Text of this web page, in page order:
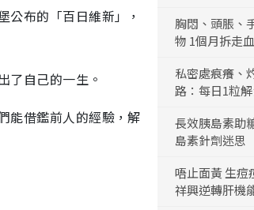
布的「百日維新」，
了自己的一生。
能借鑑前人的經驗，解
胸悶、頭脹、
物 1個月拆走
私密處痕癢、
路：每日1粒
長效胰島素助
島素針劑迷思
唔止面黃 生痘
祥興逆轉肝機